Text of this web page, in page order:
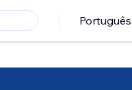
Português